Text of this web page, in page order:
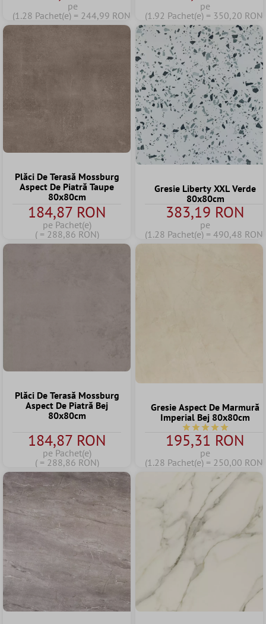
pe
(1.28 Pachet(e) = 244,99 RON)
pe
(1.92 Pachet(e) = 350,20 RON)
Plăci De Terasă Mossburg
Aspect De Piatră Taupe
80x80cm
184,87 RON
pe Pachet(e)
( = 288,86 RON)
Gresie Liberty XXL Verde
80x80cm
383,19 RON
pe
(1.28 Pachet(e) = 490,48 RON)
Plăci De Terasă Mossburg
Aspect De Piatră Bej
80x80cm
184,87 RON
pe Pachet(e)
( = 288,86 RON)
Gresie Aspect De Marmură
Imperial Bej 80x80cm
Durchschnittliche
195,31 RON
pe
(1.28 Pachet(e) = 250,00 RON)